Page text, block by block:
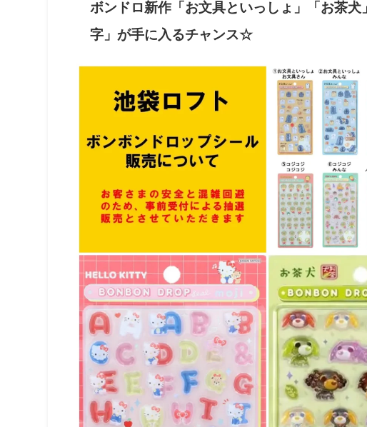
ボンドロ新作「お文具といっしょ」「お茶
字」が手に入るチャンス☆